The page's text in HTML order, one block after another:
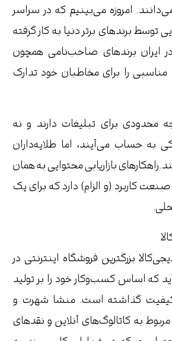
امروزه می‌بینیم که در سراسر
توسط برندهای برتر دنیا به کار گرفته
ایران برندهای صاحب‌نامی‌ همچون
مناسبی را برای مخاطبان خود تدارک
محدودی برای تبلیغات دارند و نه
به حساب می‌آیند، اما طلایه‌داران
راهکارهای بازاریابی محتوایی به همان
کاربرد (و الزام) دارد که برای یک
بزرگترین فروشگاه اینترنتی در
که اساس کسب‌وکار خود را بر تولید
گذاشته است. منشا شهرت و
به کاتالوگ‌های آنلاین و نقد‌های